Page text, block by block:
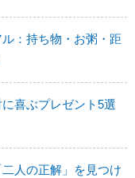
：持ち物・お粥・距
喜ぶプレゼント5選
人の正解」を見つけ